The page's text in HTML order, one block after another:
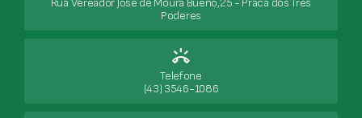
Rua Vereador Jose de Moura Bueno,25 - Praca dos Tres
Poderes
ring_volume
Telefone
(43) 3546-1086